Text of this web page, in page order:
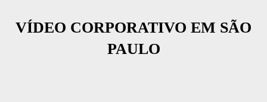
VÍDEO CORPORATIVO EM SÃO
PAULO